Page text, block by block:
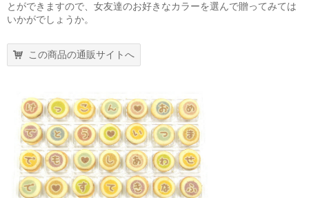
とができますので、女友達のお好きなカラーを選んで贈ってみては
いかがでしょうか。
この商品の通販サイトへ